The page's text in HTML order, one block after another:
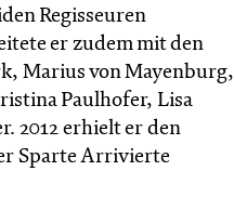
Regisseuren
er zudem mit den
Marius von Mayenburg,
Paulhofer, Lisa
2012 erhielt er den
Sparte Arrivierte